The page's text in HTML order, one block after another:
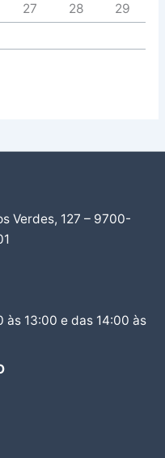
27 28
29
Verdes, 127 – 9700-
às 13:00 e das 14:00 às